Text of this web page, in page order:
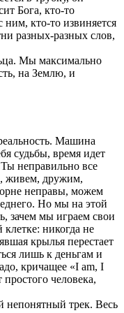
Бога, кто-то
ним, кто-то извиняется
разных-разных слов,
Мы максимально
на Землю, и
Машина
судьбы, время идет
Ты неправильно все
живем, дружим,
неправы, можем
Но мы на этой
зачем мы играем свои
никогда не
крылья перестает
лишь к деньгам и
кричащее «I am, I
простого человека,
непонятный трек. Весь